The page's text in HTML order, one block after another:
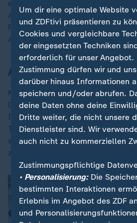
eine Veränderung der Sprengstoff-
angekündigt, so Mäurer. Bisher
Politiker immer für ein
ausgesprochen.
Auch Drohnenabwehr
Neben der Debatte um
Drohnenabwehr ein präsentes
Innenministerkonferenz.
Technik der Bundespolizei, die
soll, Drohnen mit Netzen
zu Boden zu bringen.
Um dir eine optimale Website
und ZDFtivi präsentieren zu
Cookies und vergleichbare
der eingesetzten Techniken
erforderlich für unser Angebot.
Zustimmung dürfen wir und
darüber hinaus Informationen
speichern und/oder abrufen.
deine Daten ohne deine
Dritte weiter, die nicht unsere
Dienstleister sind. Wir
auch nicht zu kommerziellen
Zustimmungspflichtige
• Personalisierung:Die
bestimmten Interaktionen
Erlebnis im Angebot des ZDF
und